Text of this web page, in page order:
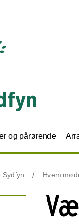
og pårørende
Sydfyn Hvem